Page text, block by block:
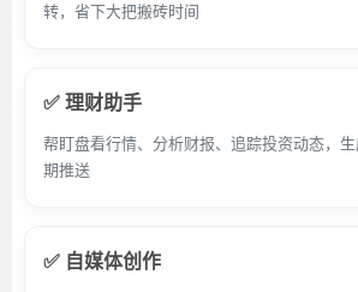
转，省下大把搬砖时间
✅ 理财助手
帮盯盘看行情、分析财报、追踪投资动态，
期推送
✅ 自媒体创作